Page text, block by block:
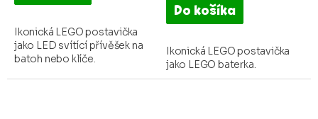
Ikonická LEGO postavička
jako LED svítící přívěšek na
batoh nebo klíče.
Do košíka
Ikonická LEGO postavička
jako LEGO baterka.